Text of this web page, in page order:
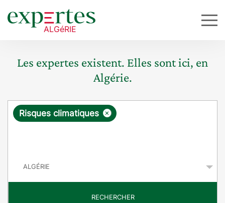
Les expertes existent. Elles sont ici, en
Algérie.
R
ê
×
Risques climatiques
RECHERCHER